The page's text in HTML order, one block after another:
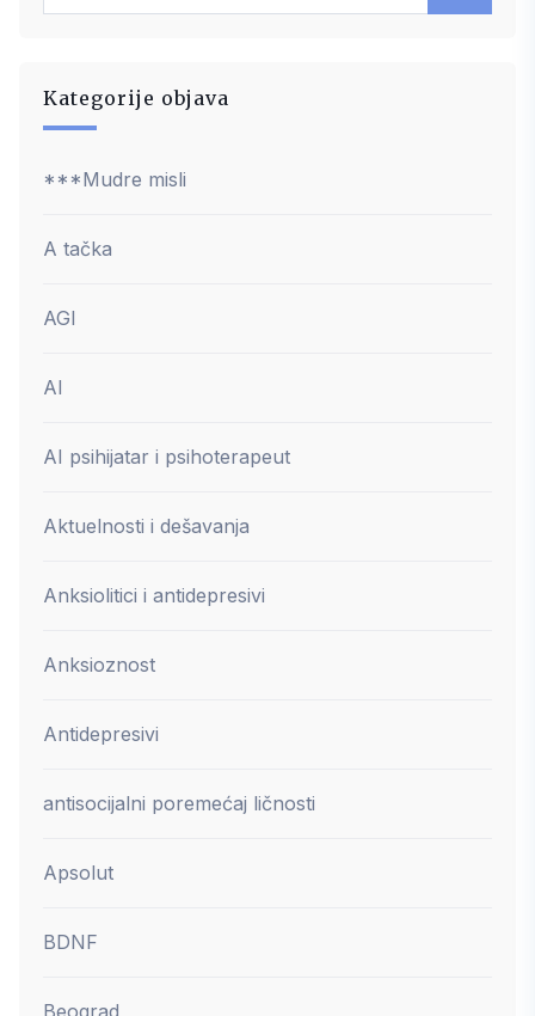
Kategorije objava
***Mudre misli
A tačka
AGI
AI
AI psihijatar i psihoterapeut
Aktuelnosti i dešavanja
Anksiolitici i antidepresivi
Anksioznost
Antidepresivi
antisocijalni poremećaj ličnosti
Apsolut
BDNF
Beograd